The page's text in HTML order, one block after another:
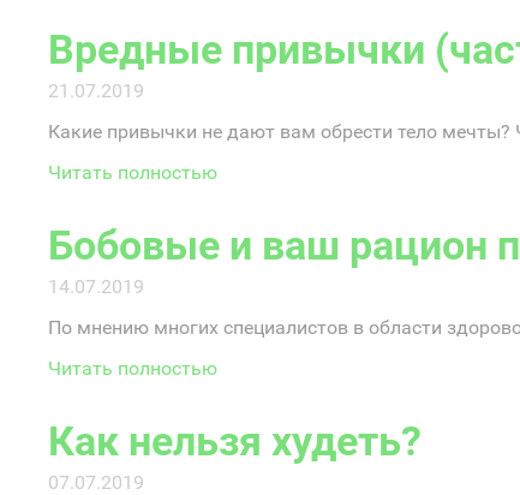
Вредные привычки
21.07.2019
Какие привычки не дают вам обрести тело
Читать полностью
Бобовые и ваш рацион
14.07.2019
По мнению многих специалистов в области
Читать полностью
Как нельзя худеть?
07.07.2019